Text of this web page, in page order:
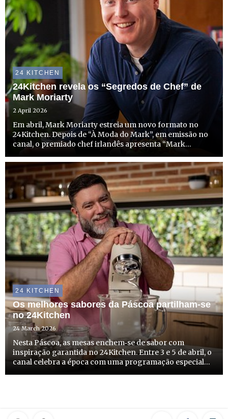
24 KITCHEN
24Kitchen revela os “Segredos de Chef” de
Mark Moriarty
2 April 2026
Em abril, Mark Moriarty estreia um novo formato no
24Kitchen. Depois de “À Moda do Mark”, em emissão no
canal, o premiado chef irlandês apresenta “Mark
espectadores a repensar a forma como cozinham em
casa e a criar refeições...
24 KITCHEN
Os melhores sabores da Páscoa partilham-se
no 24Kitchen
24 March 2026
Nesta Páscoa, as mesas enchem‑se de sabor com
inspiração garantida no 24Kitchen. Entre 3 e 5 de abril, o
canal celebra a época com uma programação especial